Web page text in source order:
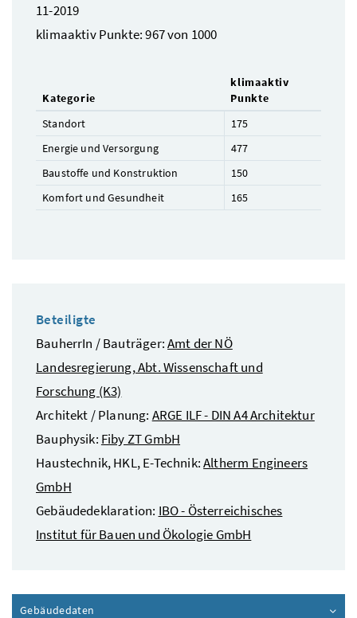
11-2019
klimaaktiv Punkte: 967 von 1000
Kategorie
klimaaktiv
Punkte
Standort
175
Energie und Versorgung
477
Baustoffe und Konstruktion
150
Komfort und Gesundheit
165
Beteiligte
BauherrIn / Bauträger:Amt der NÖ
Landesregierung, Abt. Wissenschaft und
Forschung (K3)
Architekt / Planung: ARGE ILF - DIN A4 Architektur
Bauphysik: Fiby ZT GmbH
Haustechnik, HKL, E-Technik:Altherm Engineers
GmbH
Gebäudedeklaration: IBO - Österreichisches
Institut für Bauen und Ökologie GmbH
Gebäudedaten